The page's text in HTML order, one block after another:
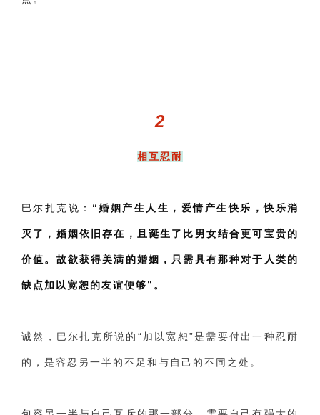
2
相互忍耐
巴尔扎克说： “婚姻产生人生，爱情产生快乐，快乐消
灭了，婚姻依旧存在，且诞生了比男女结合更可宝贵的
价值。故欲获得美满的婚姻，只需具有那种对于人类的
缺点加以宽恕的友谊便够”。
诚然，巴尔扎克所说的“加以宽恕”是需要付出一种忍耐
的，是容忍另一半的不足和与自己的不同之处。